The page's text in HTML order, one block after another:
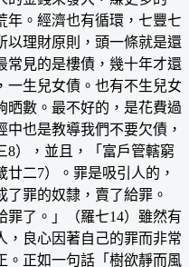
年。經濟也有循環，七豐七
以理財原則，頭一條就是還
常見的是樓債，幾十年才還
一生兒女債。也有不生兒女
晒數。最不好的，是花費過
也是教導我們不要欠債，
8），並且，「富戶管轄窮
二7）。罪是吸引人的，
罪的奴隸，賣了給罪。
罪了。」（羅七14）雖然有
，良心因著自己的罪而非常
。正如一句話「樹欲靜而風